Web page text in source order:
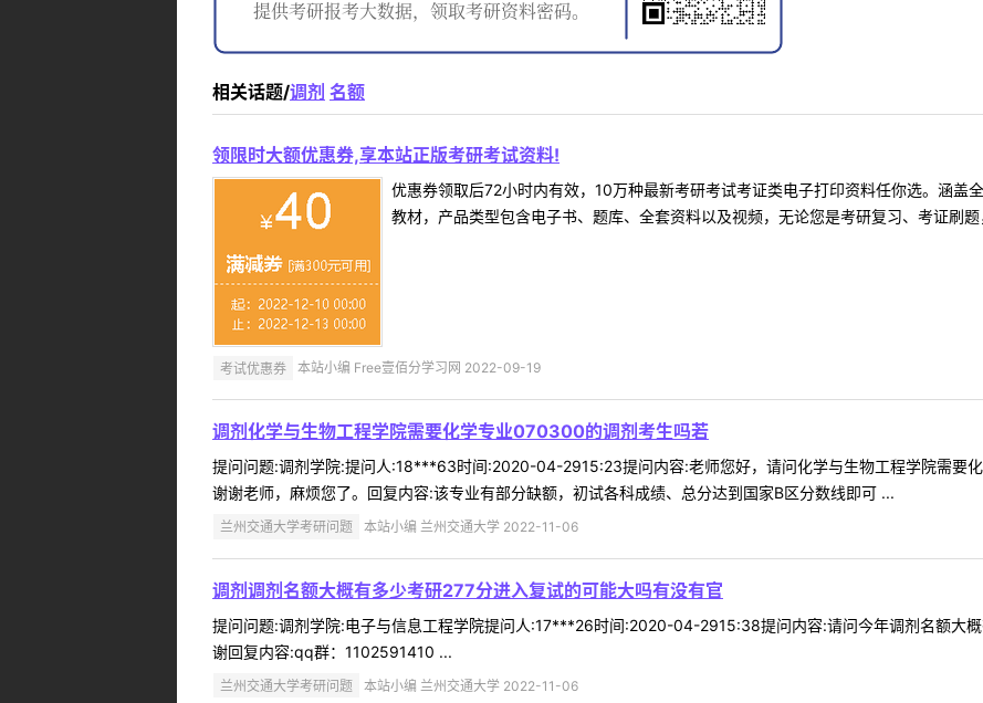
相关话题/调剂 名额
领限时大额优惠券,享本站正版考研考试资料!
优惠券领取后72小时内有效，10万种最新考研考试考证类电子打印资料任你选。涵
教材，产品类型包含电子书、题库、全套资料以及视频，无论您是考研复习、考证刷
考试优惠券 本站小编 Free壹佰分学习网 2022-09-19
调剂化学与生物工程学院需要化学专业070300的调剂考生吗若
提问问题:调剂学院:提问人:18***63时间:2020-04-2915:23提问内容:老师您好，请问化学与生物工程学院需要
谢谢老师，麻烦您了。回复内容:该专业有部分缺额，初试各科成绩、总分达到国家B区分数线即可 ...
兰州交通大学考研问题 本站小编 兰州交通大学 2022-11-06
调剂调剂名额大概有多少考研277分进入复试的可能大吗有没有官
提问问题:调剂学院:电子与信息工程学院提问人:17***26时间:2020-04-2915:38提问内容:请问今年调剂名额大
谢回复内容:qq群：1102591410 ...
兰州交通大学考研问题 本站小编 兰州交通大学 2022-11-06